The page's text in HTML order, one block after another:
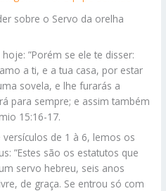
sobre o Servo da orelha
”Porém se ele te disser:
a ti, e a tua casa, por estar
sovela, e lhe furarás a
para sempre; e assim também
15:16-17.
de 1 à 6, lemos os
”Estes são os estatutos que
servo hebreu, seis anos
de graça. Se entrou só com